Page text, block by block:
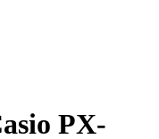
PX-